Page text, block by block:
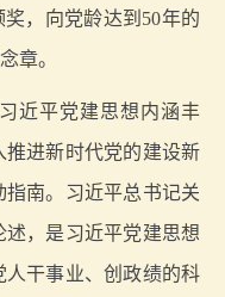
，向党龄达到50年的
章。
近平党建思想内涵丰
进新时代党的建设新
南。习近平总书记关
，是习近平党建思想
干事业、创政绩的科